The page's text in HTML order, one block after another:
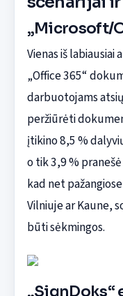
„Microsoft/
Vienas iš
„Office 365“
darbuotojams
peržiūrėti
įtikino 8,5 %
o tik 3,9 %
kad net
Vilniuje ar Kaune,
būti sėkmingos.